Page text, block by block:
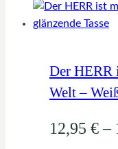
Der HERR
Welt –
12,95 € –